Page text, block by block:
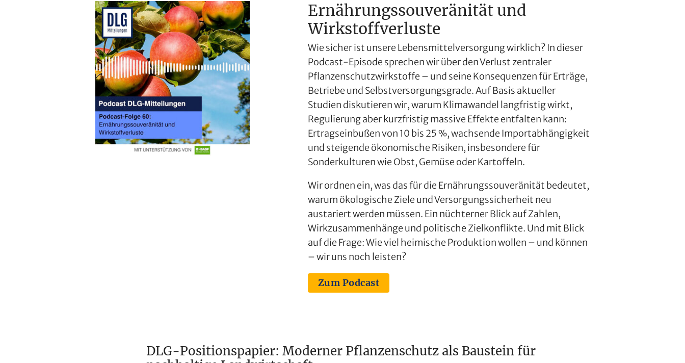
Ernährungssouveränität und
Wirkstoffverluste
Wie sicher ist unsere Lebensmittelversorgung wirklich? In dieser
Podcast-Episode sprechen wir über den Verlust zentraler
Pflanzenschutzwirkstoffe – und seine Konsequenzen für Erträge,
Betriebe und Selbstversorgungsgrade. Auf Basis aktueller
Studien diskutieren wir, warum Klimawandel langfristig wirkt,
Regulierung aber kurzfristig massive Effekte entfalten kann:
Ertragseinbußen von 10 bis 25 %, wachsende Importabhängigkeit
und steigende ökonomische Risiken, insbesondere für
Sonderkulturen wie Obst, Gemüse oder Kartoffeln.
Wir ordnen ein, was das für die Ernährungssouveränität bedeutet,
warum ökologische Ziele und Versorgungssicherheit neu
austariert werden müssen. Ein nüchterner Blick auf Zahlen,
Wirkzusammenhänge und politische Zielkonflikte. Und mit Blick
auf die Frage: Wie viel heimische Produktion wollen – und können
– wir uns noch leisten?
Zum Podcast
DLG-Positionspapier: Moderner Pflanzenschutz als Baustein für